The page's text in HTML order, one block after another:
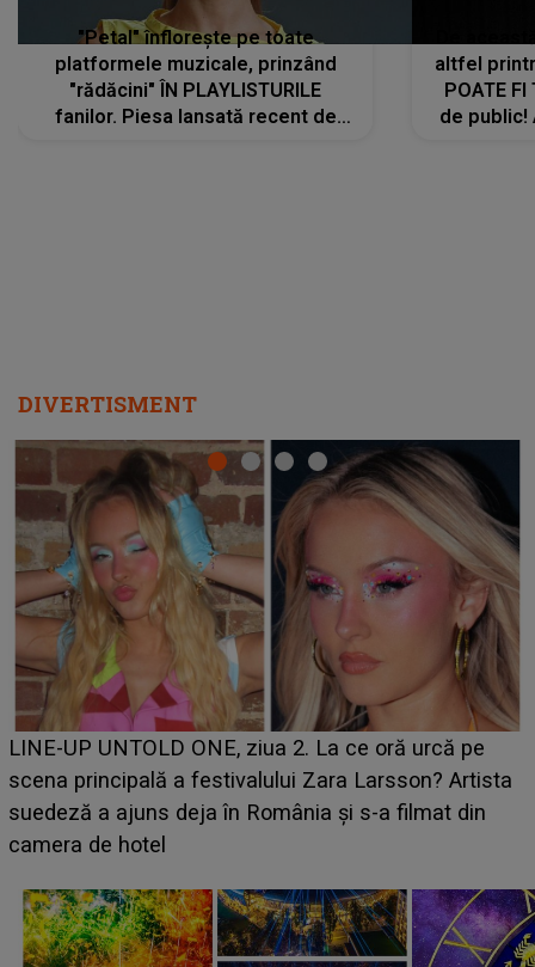
"Petal" înflorește pe toate
platformele muzicale, prinzând
"rădăcini" ÎN PLAYLISTURILE
fanilor. Piesa lansată recent de
altfel
POATE FI
de public!
DIVERTISMENT
Ce a dezvăluit noua concurentă din "Casa Iubirii" l-a
luat prin surprindere pe Emanuel. CINE ESTE
BĂIATUL VIZAT de Alexandra?! Aflându-se în fața
faptului împlinit, A RECUNOSCUT IMEDIAT: "Am